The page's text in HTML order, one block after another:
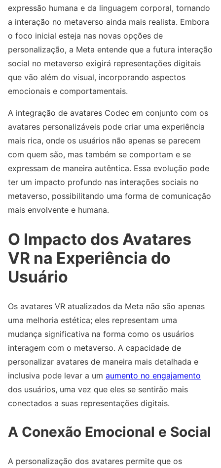
expressão humana e da linguagem corporal, tornando
a interação no metaverso ainda mais realista. Embora
o foco inicial esteja nas novas opções de
personalização, a Meta entende que a futura interação
social no metaverso exigirá representações digitais
que vão além do visual, incorporando aspectos
emocionais e comportamentais.
A integração de avatares Codec em conjunto com os
avatares personalizáveis pode criar uma experiência
mais rica, onde os usuários não apenas se parecem
com quem são, mas também se comportam e se
expressam de maneira autêntica. Essa evolução pode
ter um impacto profundo nas interações sociais no
metaverso, possibilitando uma forma de comunicação
mais envolvente e humana.
O Impacto dos Avatares
VR na Experiência do
Usuário
Os avatares VR atualizados da Meta não são apenas
uma melhoria estética; eles representam uma
mudança significativa na forma como os usuários
interagem com o metaverso. A capacidade de
personalizar avatares de maneira mais detalhada e
inclusiva pode levar a um aumento no engajamento
dos usuários, uma vez que eles se sentirão mais
conectados a suas representações digitais.
A Conexão Emocional e Social
A personalização dos avatares permite que os